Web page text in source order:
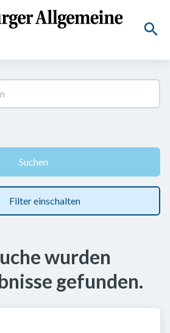
Suchen
Filter einschalten
wurden
gefunden.